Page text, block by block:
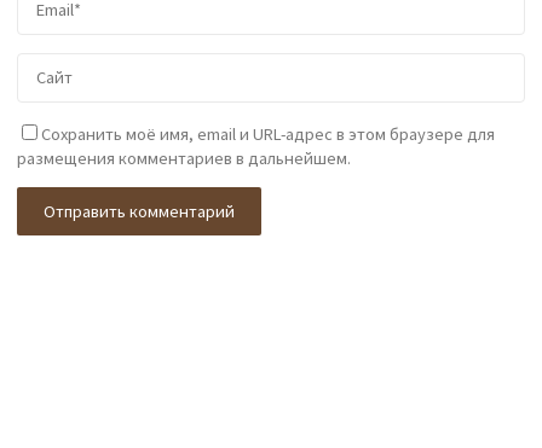
Сохранить моё имя, email и URL-адрес в этом браузере для
размещения комментариев в дальнейшем.